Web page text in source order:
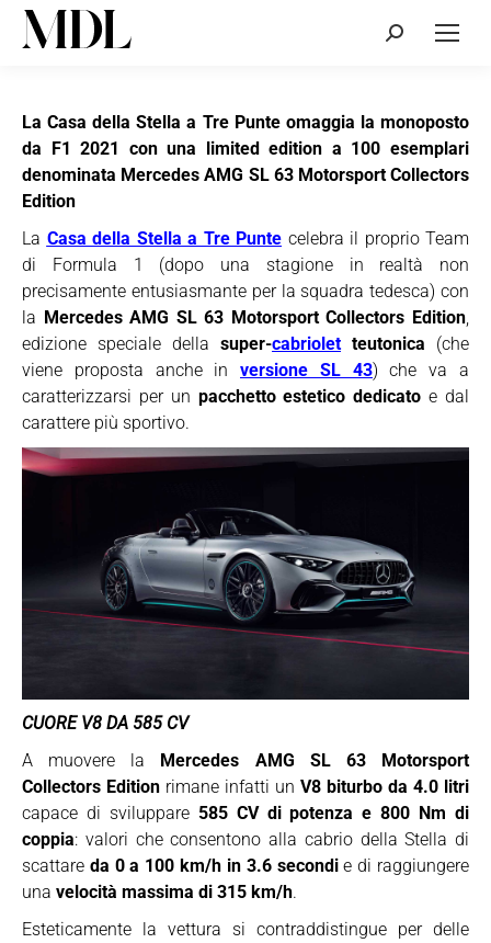
Cerca:
La Casa della Stella a Tre Punte omaggia la monoposto
da F1 2021 con una limited edition a 100 esemplari
denominata Mercedes AMG SL 63 Motorsport Collectors
Edition
La Casa della Stella a Tre Punte celebra il proprio Team
di Formula 1 (dopo una stagione in realtà non
precisamente entusiasmante per la squadra tedesca) con
la Mercedes AMG SL 63 Motorsport Collectors Edition,
edizione speciale della super-cabrioletteutonica (che
viene proposta anche inversione SL 43) che va a
caratterizzarsi per un pacchetto estetico dedicato e dal
carattere più sportivo.
CUORE V8 DA 585 CV
A muovere la Mercedes AMG SL 63 Motorsport
Collectors Edition rimane infatti un V8 biturbo da 4.0 litri
capace di sviluppare 585 CV di potenza e 800 Nm di
coppia: valori che consentono alla cabrio della Stella di
scattare da 0 a 100 km/h in 3.6 secondie di raggiungere
una velocità massima di 315 km/h.
Esteticamente la vettura si contraddistingue per delle